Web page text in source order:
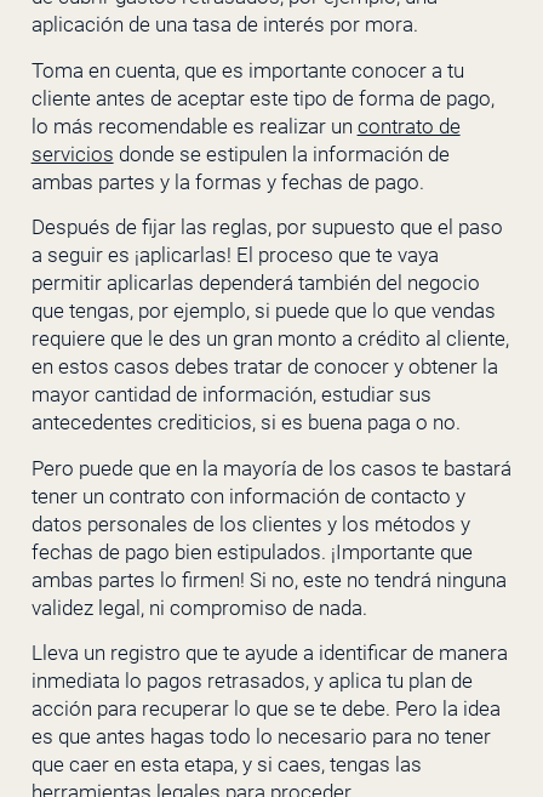
aplicación de una tasa de interés por mora.
Toma en cuenta, que es importante conocer a tu
cliente antes de aceptar este tipo de forma de pago,
lo más recomendable es realizar un contrato de
servicios donde se estipulen la información de
ambas partes y la formas y fechas de pago.
Después de fijar las reglas, por supuesto que el paso
a seguir es ¡aplicarlas! El proceso que te vaya
permitir aplicarlas dependerá también del negocio
que tengas, por ejemplo, si puede que lo que vendas
requiere que le des un gran monto a crédito al cliente,
en estos casos debes tratar de conocer y obtener la
mayor cantidad de información, estudiar sus
antecedentes crediticios, si es buena paga o no.
Pero puede que en la mayoría de los casos te bastará
tener un contrato con información de contacto y
datos personales de los clientes y los métodos y
fechas de pago bien estipulados. ¡Importante que
ambas partes lo firmen! Si no, este no tendrá ninguna
validez legal, ni compromiso de nada.
Lleva un registro que te ayude a identificar de manera
inmediata lo pagos retrasados, y aplica tu plan de
acción para recuperar lo que se te debe. Pero la idea
es que antes hagas todo lo necesario para no tener
que caer en esta etapa, y si caes, tengas las